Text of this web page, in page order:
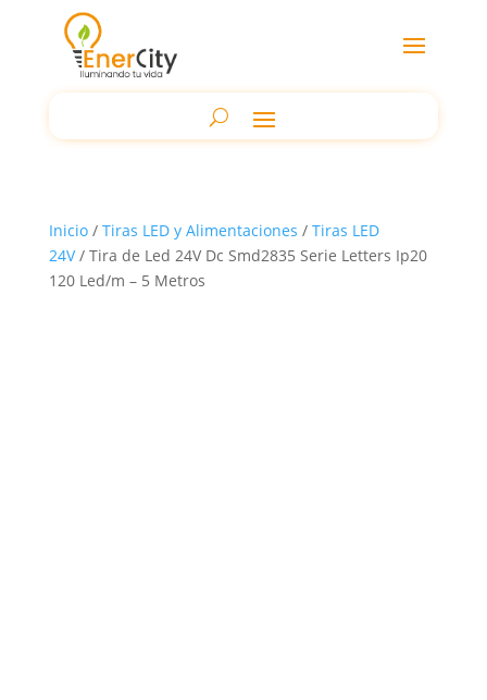
Inicio/ Tiras LED y Alimentaciones / Tiras LED
24V/ Tira de Led 24V Dc Smd2835 Serie Letters Ip20
120 Led/m – 5 Metros